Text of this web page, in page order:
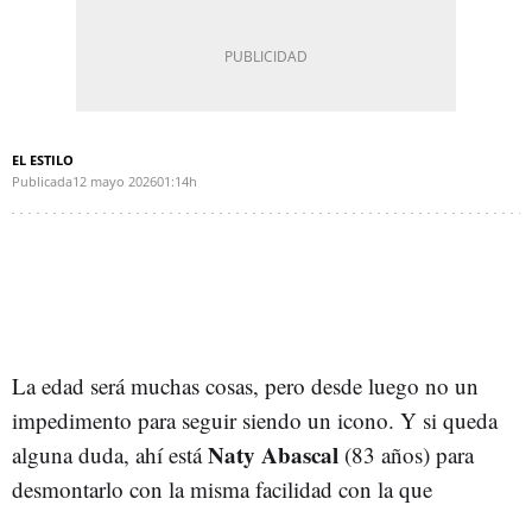
EL ESTILO
Publicada12 mayo 202601:14h
La edad será muchas cosas, pero desde luego no un
impedimento para seguir siendo un icono. Y si queda
alguna duda, ahí estáNaty Abascal (83 años) para
desmontarlo con la misma facilidad con la que